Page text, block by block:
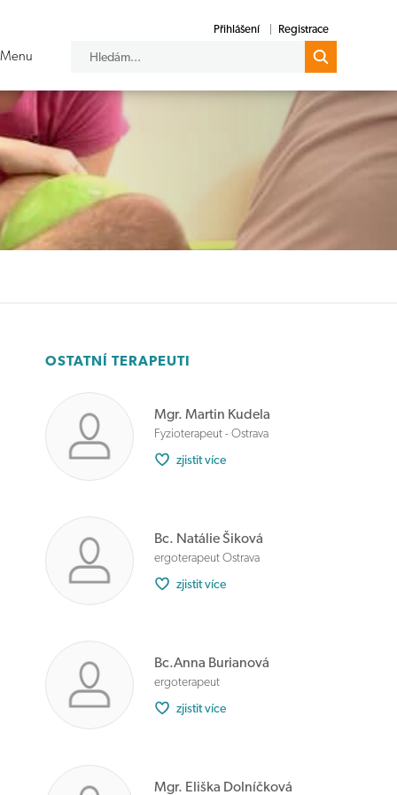
Přihlášení Registrace
OSTATNÍ TERAPEUTI
Mgr. Martin Kudela
Fyzioterapeut - Ostrava
zjistit více
Bc. Natálie Šiková
ergoterapeut Ostrava
zjistit více
Bc.Anna Burianová
ergoterapeut
zjistit více
Mgr. Eliška Dolníčková